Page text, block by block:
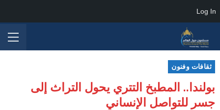
ثقافات وفنون
بولندا.. المطبخ التتري يحول التراث إلى
جسر للتواصل الإنساني
Log In